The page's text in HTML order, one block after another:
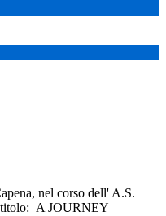
nel corso dell' A.S.
titolo: A JOURNEY